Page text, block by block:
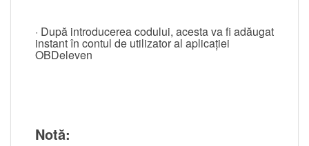
· După introducerea codului, acesta va fi adăugat
instant în contul de utilizator al aplicației
OBDeleven
Notă: